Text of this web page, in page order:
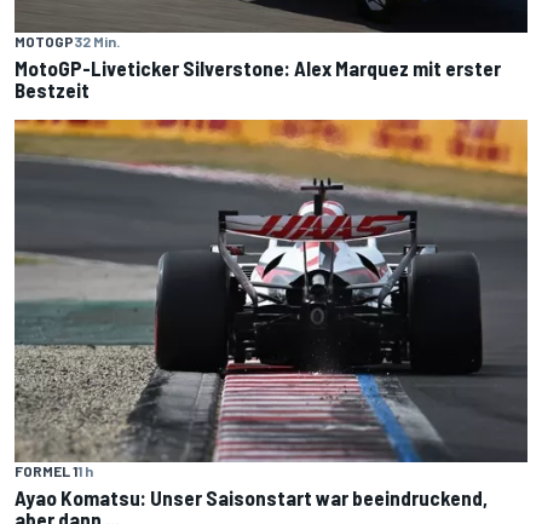
MOTOGP32 Min.
MotoGP-Liveticker Silverstone: Alex Marquez mit erster
Bestzeit
FORMEL 11 h
Ayao Komatsu: Unser Saisonstart war beeindruckend,
aber dann ...